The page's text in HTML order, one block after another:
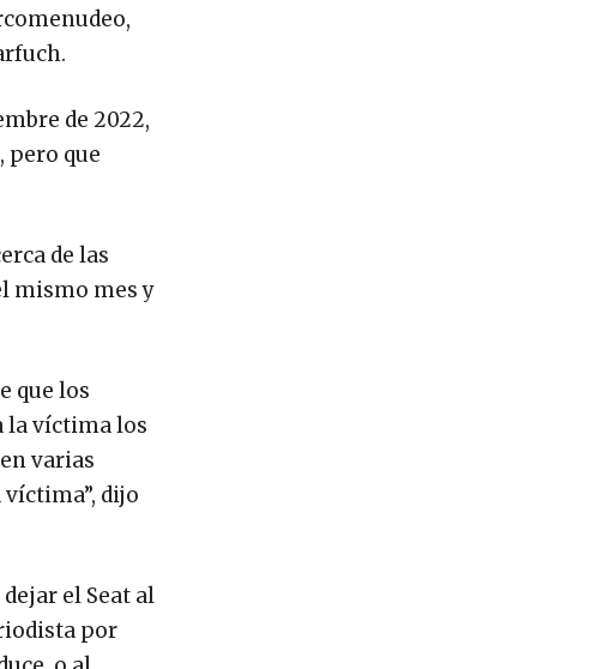
de 2022,
pero que
de las
mismo mes y
que los
la víctima los
varias
dijo
el Seat al
por